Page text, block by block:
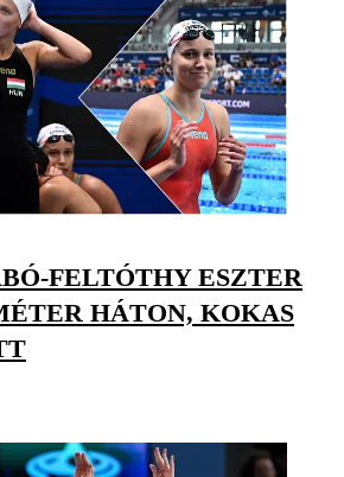
FELTÓTHY ESZTER
HÁTON, KOKAS